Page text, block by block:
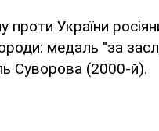
проти України
медаль "за
Суворова (2000-й).